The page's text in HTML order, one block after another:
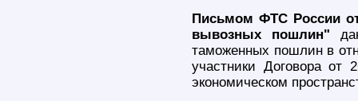
Письмом ФТС России
вывозных пошлин"
таможенных пошлин в
участники Договора
экономическом